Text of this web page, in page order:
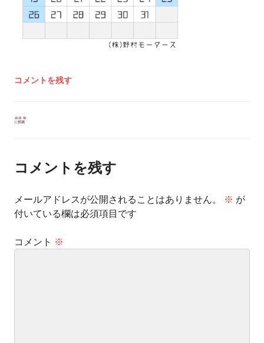
コメントを残す
投
シ
ョ
2025.10
に投稿
コメントを残す
メールアドレスが公開されることはありません。 ※ が
付いている欄は必須項目です
コメント ※